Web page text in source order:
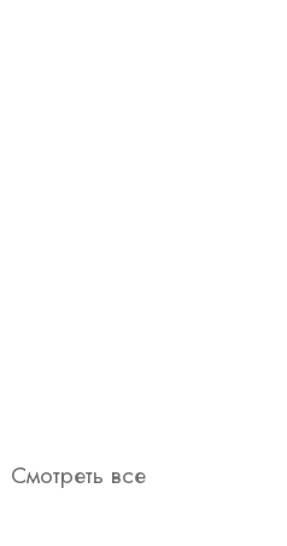
Смотреть все